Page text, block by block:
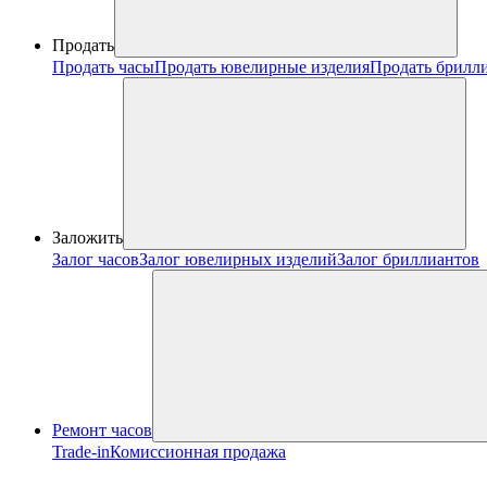
Продать
Продать часыПродать ювелирные изделияПродать
Заложить
Залог часовЗалог ювелирных изделийЗалог бриллиантов
Ремонт часов
Trade-inКомиссионная продажа